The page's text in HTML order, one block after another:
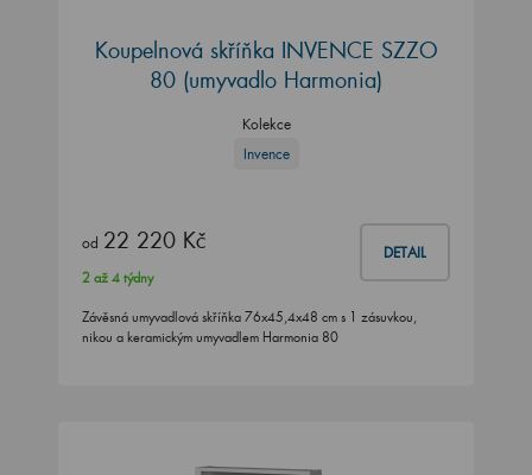
Koupelnová skříňka INVENCE SZZO
80 (umyvadlo Harmonia)
Kolekce
Invence
od 22 220 Kč DETAIL
2 až 4 týdny
Závěsná umyvadlová skříňka 76x45,4x48 cm s 1 zásuvkou,
nikou a keramickým umyvadlem Harmonia 80